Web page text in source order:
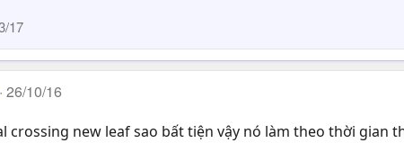
17
26/10/16
crossing new leaf sao bất tiện vậy nó làm theo thời